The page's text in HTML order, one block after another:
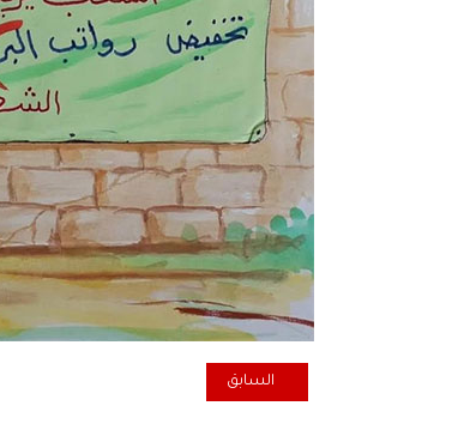
المقال السابق: حسون الشنون
السابق